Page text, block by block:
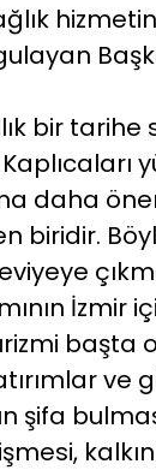
bir
daha
biridir.
başta
ve
şifa